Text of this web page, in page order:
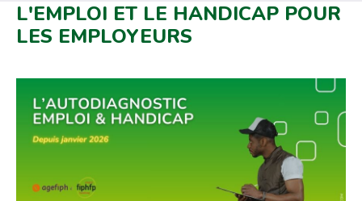
L'EMPLOI ET LE HANDICAP POUR
LES EMPLOYEURS